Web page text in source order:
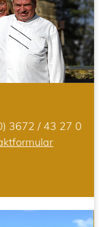
3672 / 43 27 0